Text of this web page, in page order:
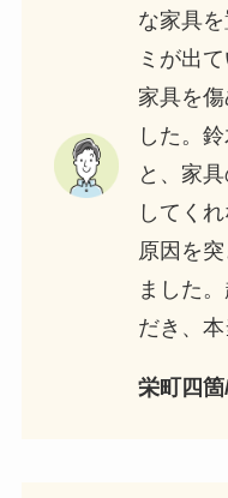
な家具
ミが出
家具を
した。
と、家
してく
原因を
ました
だき、本
栄町四